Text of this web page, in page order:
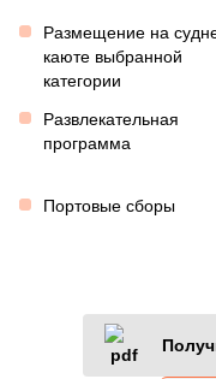
Размещение на
каюте выбранной
категории
Развлекательная
программа
Портовые сборы